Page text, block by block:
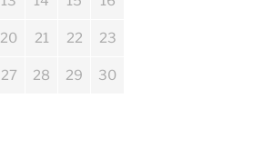
20 21 22 23
27 28 29 30